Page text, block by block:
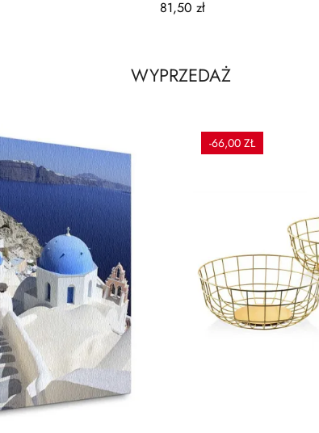
81,50 zł
WYPRZEDAŻ
-66,00 ZŁ